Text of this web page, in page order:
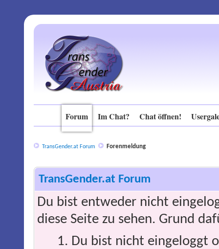
Forum Im Chat? Chat öffnen!
TransGender.at Forum Forenmeldung
TransGender.at Forum
Du bist entweder nicht
diese Seite zu sehen. Grund
Du bist nicht eingeloggt